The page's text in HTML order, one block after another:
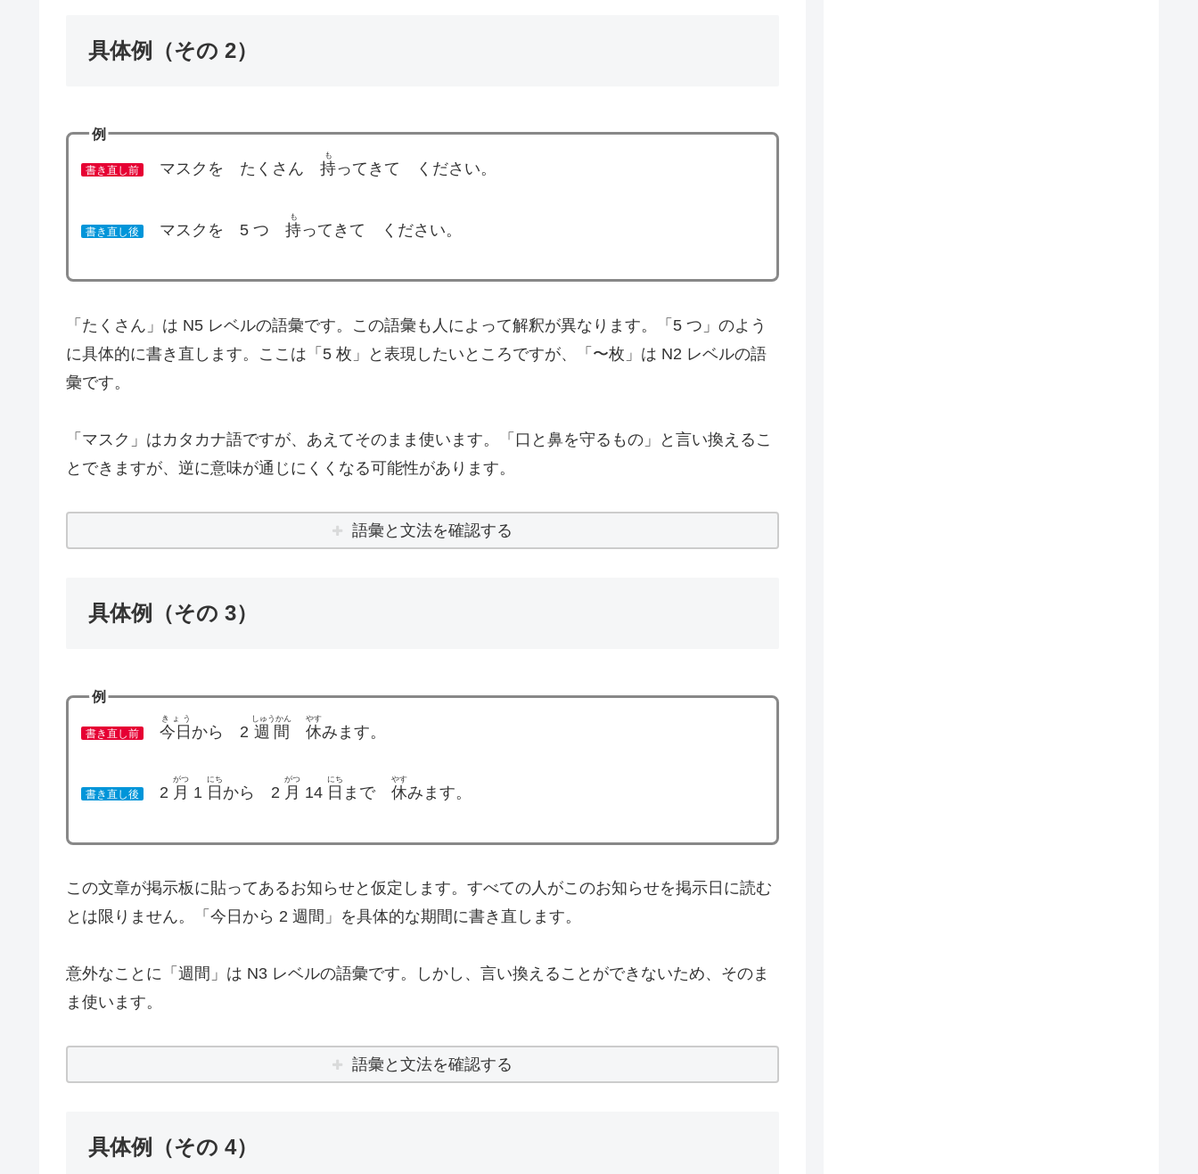
具体例（その 2）
例
書き直し前 マスクを たくさん持
も
ってきて ください。
書き直し後 マスクを 5 つ持
も
ってきて ください。
「たくさん」は N5 レベルの語彙です。この語彙も人によって解釈が異なります。「5 つ」のよう
に具体的に書き直します。ここは「5 枚」と表現したいところですが、「〜枚」は N2 レベルの語
彙です。
「マスク」はカタカナ語ですが、あえてそのまま使います。「口と鼻を守るもの」と言い換えるこ
とできますが、逆に意味が通じにくくなる可能性があります。
語彙と文法を確認する
具体例（その 3）
例
書き直し前 今日
きょう
から 2 週間
しゅうかん
休
やす
みます。
書き直し後 2 月
がつ
1 日
にち
から 2 月
がつ
14 日
にち
まで休
やす
みます。
この文章が掲示板に貼ってあるお知らせと仮定します。すべての人がこのお知らせを掲示日に読む
とは限りません。「今日から 2 週間」を具体的な期間に書き直します。
意外なことに「週間」は N3 レベルの語彙です。しかし、言い換えることができないため、そのま
ま使います。
語彙と文法を確認する
具体例（その 4）